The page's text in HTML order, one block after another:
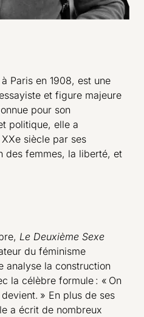
Paris en 1908, est une
et figure majeure
pour son
politique, elle a
siècle par ses
des femmes, la liberté, et
Le Deuxième Sexe
du féminisme
analyse la construction
la célèbre formule : « On
» En plus de ses
a écrit de nombreux